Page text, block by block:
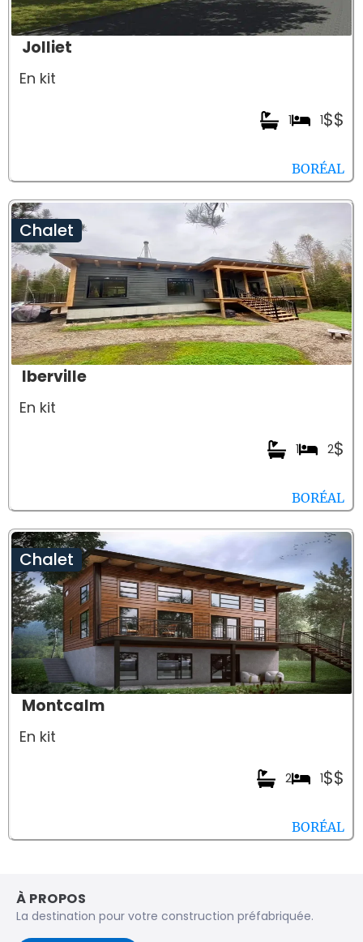
Jolliet
En kit
$$
1
1
BORÉAL
Chalet
Iberville
En kit
$
2
1
BORÉAL
Chalet
Montcalm
En kit
$$
1
2
BORÉAL
À PROPOS
La destination pour votre construction préfabriquée.